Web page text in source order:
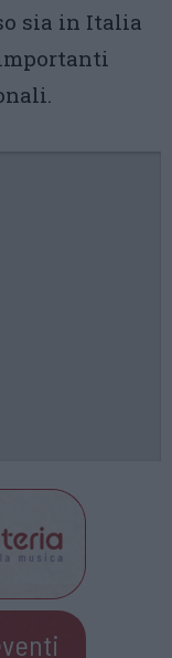
sia in Italia